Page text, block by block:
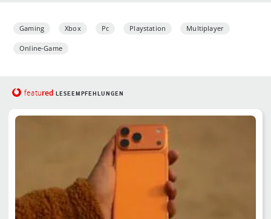
Gaming Xbox Pc Playstation Multiplayer
Online-Game
featured LESEEMPFEHLUNGEN